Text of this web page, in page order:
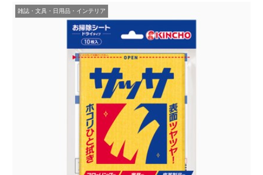
雑誌・文具・日用品・インテリア